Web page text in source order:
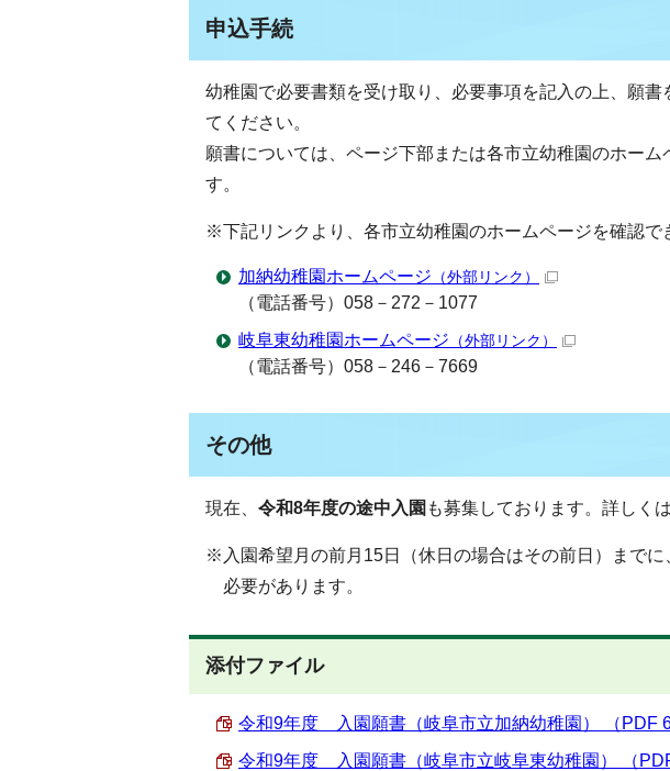
申込手続
幼稚園で必要書類を受け取り、必要事項を記入の上、願
てください。
願書については、ページ下部または各市立幼稚園のホー
す。
※下記リンクより、各市立幼稚園のホームページを確認で
加納幼稚園ホームページ （外部リンク）
（電話番号）058－272－1077
岐阜東幼稚園ホームページ （外部リンク）
（電話番号）058－246－7669
その他
現在、 令和8年度の途中入園 も募集しております。詳しく
※入園希望月の前月15日（休日の場合はその前日）まで
必要があります。
添付ファイル
令和9年度 入園願書（岐阜市立加納幼稚園） （PDF
令和9年度 入園願書（岐阜市立岐阜東幼稚園） （